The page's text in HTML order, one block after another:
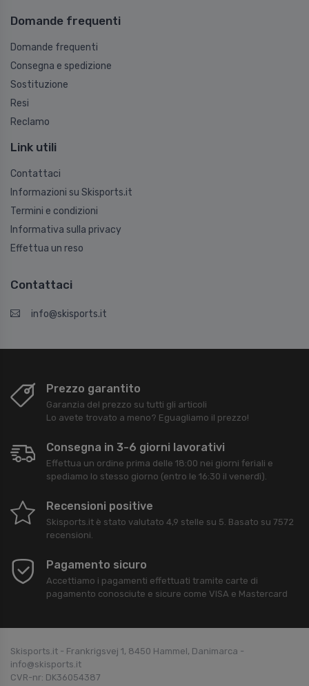
Domande frequenti
Domande frequenti
Consegna e spedizione
Sostituzione
Resi
Reclamo
Link utili
Contattaci
Informazioni su Skisports.it
Termini e condizioni
Informativa sulla privacy
Effettua un reso
Contattaci
info@skisports.it
Prezzo garantito
Garanzia del prezzo su tutti gli articoli
Lo avete trovato a meno? Eguagliamo il prezzo!
Consegna in 3-6 giorni lavorativi
Effettua un ordine prima delle 18:00 nei giorni feriali e
spediamo lo stesso giorno (entro le 16:30 il venerdì).
Recensioni positive
Skisports.it è stato valutato 4,9 stelle su 5. Basato su 7572
recensioni.
Pagamento sicuro
Accettiamo i pagamenti effettuati tramite carte di
pagamento conosciute e sicure come VISA e Mastercard
Skisports.it - Frankrigsvej 1, 8450 Hammel, Danimarca -
info@skisports.it
CVR-nr: DK36054387